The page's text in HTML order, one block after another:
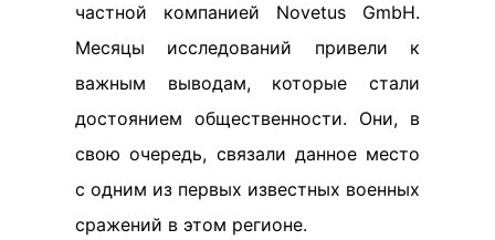
частной компанией Novetus GmbH.
Месяцы исследований привели к
важным выводам, которые стали
достоянием общественности. Они, в
свою очередь, связали данное место
с одним из первых известных военных
сражений в этом регионе.